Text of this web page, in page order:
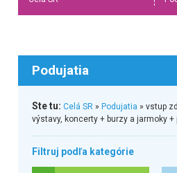
Podujatia
Ste tu: Celá SR» Podujatia » vstup
výstavy, koncerty + burzy a jarmoky +
Filtruj podľa kategórie